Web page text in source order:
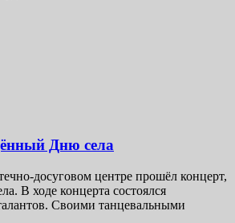
Дню села
досуговом центре прошёл концерт,
В ходе концерта состоялся
Своими танцевальными